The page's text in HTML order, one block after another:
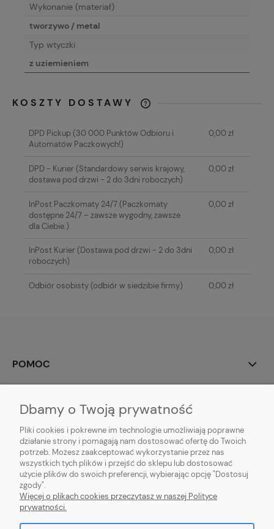
Wykonanie (materiał)
tworzywo / metal
Typ wtyczki
z uziemieniem
KOSZTY DOSTAWY
KOSZTÓW PŁATNOŚCI
DPD Pickup(30 000 Punktów Odbioru i
Automatów Paczkowych!)
0,00 zł
DPD - Kurier(Standardowy serwis krajowy,
dostawa pod drzwi - 2 do 3dni roboczych)
0,00 zł
InPost Paczkomaty 24/7(Paczkomaty
dostępne 24/7 – zawsze wygodny, zawsze
dla Ciebie.)
0,00 zł
InPost Kurier(Dostawa pod drzwi - 2 do 3dni
roboczych)
0,00 zł
Odbiór osobisty(odbiór w siedzibie firmy) 0,00 zł
POMOC
PŁATNOŚCI I DOSTAWA
INFORMACJE
O NAS
Dbamy o Twoją prywatność
Pliki cookies i pokrewne im technologie umożliwiają poprawne
działanie strony i pomagają nam dostosować ofertę do Twoich
potrzeb. Możesz zaakceptować wykorzystanie przez nas
wszystkich tych plików i przejść do sklepu lub dostosować
użycie plików do swoich preferencji, wybierając opcję "Dostosuj
zgody".
Więcej o plikach cookies przeczytasz w naszej Polityce
prywatności.